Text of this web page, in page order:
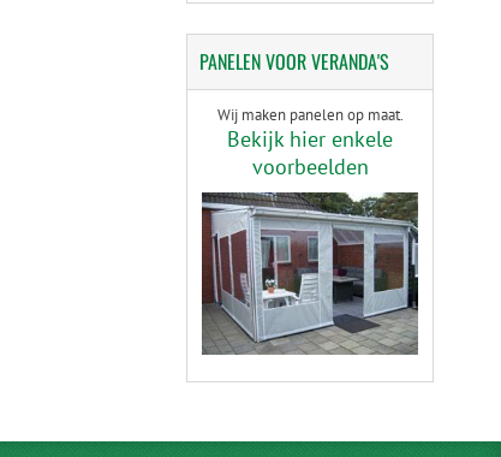
PANELENVOOR VERANDA'S
Wij maken panelen op maat.
Bekijk hier enkele
voorbeelden